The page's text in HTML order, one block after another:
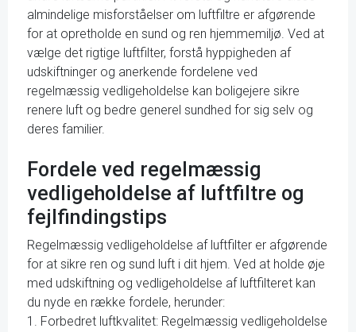
almindelige misforståelser om luftfiltre er afgørende
for at opretholde en sund og ren hjemmemiljø. Ved at
vælge det rigtige luftfilter, forstå hyppigheden af
udskiftninger og anerkende fordelene ved
regelmæssig vedligeholdelse kan boligejere sikre
renere luft og bedre generel sundhed for sig selv og
deres familier.
Fordele ved regelmæssig
vedligeholdelse af luftfiltre og
fejlfindingstips
Regelmæssig vedligeholdelse af luftfilter er afgørende
for at sikre ren og sund luft i dit hjem. Ved at holde øje
med udskiftning og vedligeholdelse af luftfilteret kan
du nyde en række fordele, herunder:
1. Forbedret luftkvalitet: Regelmæssig vedligeholdelse